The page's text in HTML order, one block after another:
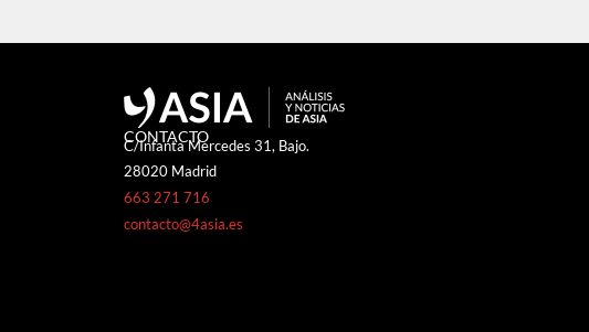
CONTACTO
C/Infanta Mercedes 31, Bajo.
28020 Madrid
663 271 716
contacto@4asia.es